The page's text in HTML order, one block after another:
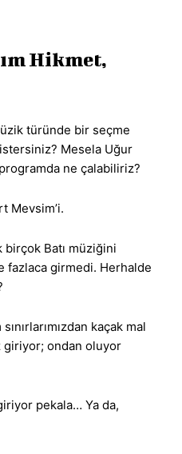
Hikmet,
türünde bir seçme
Mesela Uğur
ne çalabiliriz?
Mevsim’i.
birçok Batı müziğini
fazlaca girmedi. Herhalde
kaçak mal
giriyor; ondan oluyor
pekala… Ya da,